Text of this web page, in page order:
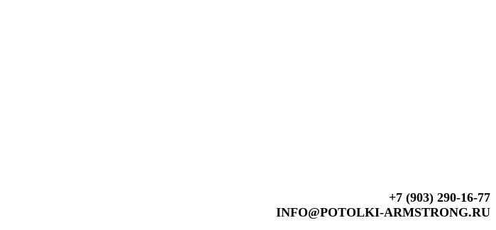
+7 (903) 290-16-77
INFO@POTOLKI-ARMSTRONG.RU